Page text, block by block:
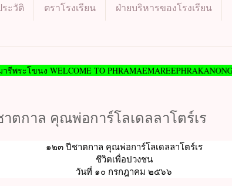
ระวัติ ตราโรงเรียน ฝ่ายบริหารของโรงเรียน
TO PHRAMAEMAREEPHRAKANONG SCHOOL.
ตกาล คุณพ่อการ์โลเดลลาโตร์เร
๑๒๓ ปีชาตกาล คุณพ่อการ์โลเดลลาโตร์เร
ชีวิตเพื่อปวงชน
วันที่ ๑๐ กรกฎาคม ๒๕๖๖